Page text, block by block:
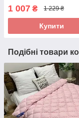
1 007 ₴ 1 229 ₴
Купити
Подібні товари